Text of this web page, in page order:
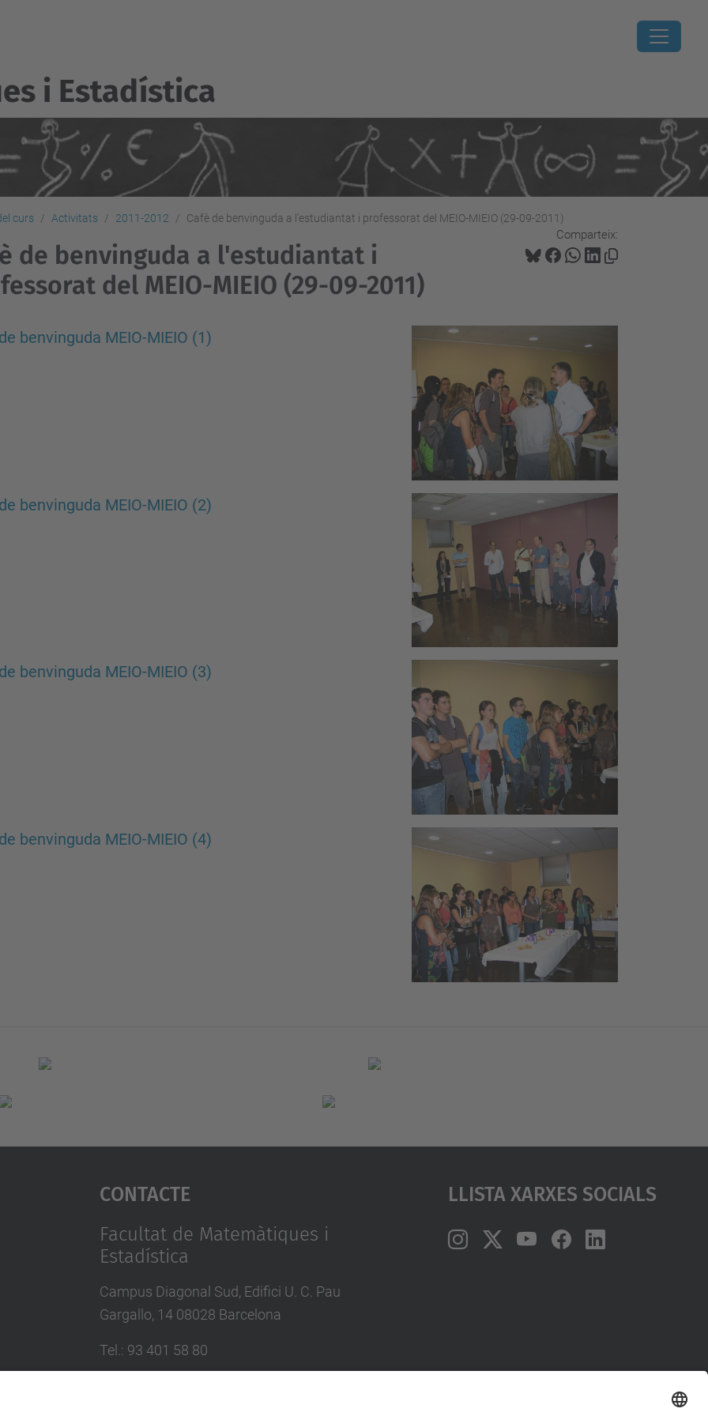
i Estadí­stica
curs Activitats 2011-2012 Cafè de benvinguda a l'estudiantat i professorat del MEIO-MIEIO (29-09-2011)
Comparteix:
de benvinguda a l'estudiantat i
del MEIO-MIEIO (29-09-2011)
benvinguda MEIO-MIEIO (1)
benvinguda MEIO-MIEIO (2)
benvinguda MEIO-MIEIO (3)
benvinguda MEIO-MIEIO (4)
Contacte
Facultat de Matemàtiques i
Estadística
Campus Diagonal Sud, Edifici U. C. Pau
Gargallo, 14 08028 Barcelona
Tel.: 93 401 58 80
Llista Xarxes Socials